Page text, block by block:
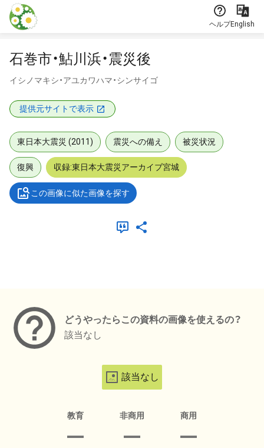
本文に飛ぶ
ヘルプEnglish
石巻市・鮎川浜・震災後
イシノマキシ・アユカワハマ・シンサイゴ
提供元サイトで表示
東日本大震災 (2011) 震災への備え 被災状況
復興 収録:東日本大震災アーカイブ宮城
この画像に似た画像を探す
どうやったらこの資料の画像を使えるの？
該当なし
該当なし
教育 非商用 商用